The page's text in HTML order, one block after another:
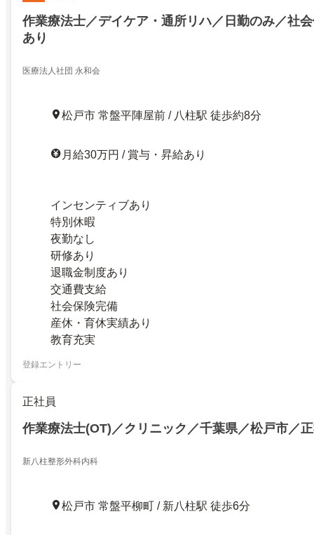
作業療法士／デイケア・通所リハ／日勤のみ／社
あり
医療法人社団 永和会
松戸市 常盤平陣屋前 / 八柱駅 徒歩約8分
月給30万円 / 賞与・昇給あり
インセンティブあり
特別休暇
夜勤なし
研修あり
退職金制度あり
交通費支給
社会保険完備
産休・育休実績あり
教育充実
登録エントリー
正社員
作業療法士(OT)／クリニック／千葉県／松戸市／
新八柱整形外科内科
松戸市 常盤平柳町 / 新八柱駅 徒歩6分